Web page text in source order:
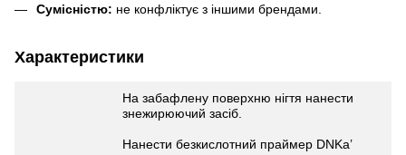
Сумісністю: не конфліктує з іншими брендами.
Характеристики
На забафлену поверхню нігтя нанести
знежирюючий засіб.
Нанести безкислотний праймер DNKa’